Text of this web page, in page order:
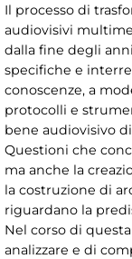
Il processo di
audiovisivi
dalla fine degli
specifiche e
conoscenze, a
protocolli e
bene audiovisivo
Questioni che
ma anche la
la costruzione di
riguardano la
Nel corso di
analizzare e di